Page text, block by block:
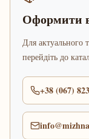
Оформити
Для актуального
перейдіть до
+38 (067)